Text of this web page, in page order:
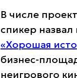
В числе
спикер
«Хорошая
бизнес-
неигрового